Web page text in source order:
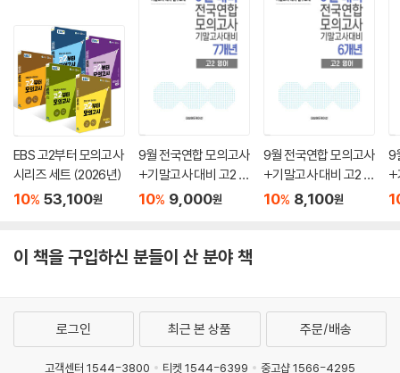
EBS 고2부터 모의고사
시리즈 세트 (2026년)
10% 53,100원
9월 전국연합 모의고사
+기말고사 대비 고2 영
어 7개년 (2026년)
10% 9,000원
9월 전국연합 모의고사
+기말고사 대비 고2 영
어 6개년 (2026년)
10% 8,100원
9
+
이 책을 구입하신 분들이 산 분야 책
로그인 최근 본 상품 주문/배송
고객센터 1544-3800 티켓 1544-6399 중고샵 1566-4295